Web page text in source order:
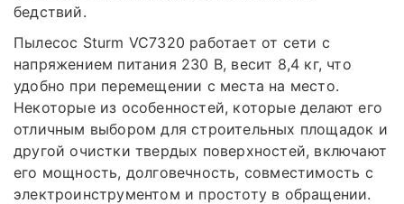
бедствий.
Пылесос Sturm VC7320 работает от сети с
напряжением питания 230 В, весит 8,4 кг, что
удобно при перемещении с места на место.
Некоторые из особенностей, которые делают его
отличным выбором для строительных площадок и
другой очистки твердых поверхностей, включают
его мощность, долговечность, совместимость с
электроинструментом и простоту в обращении.